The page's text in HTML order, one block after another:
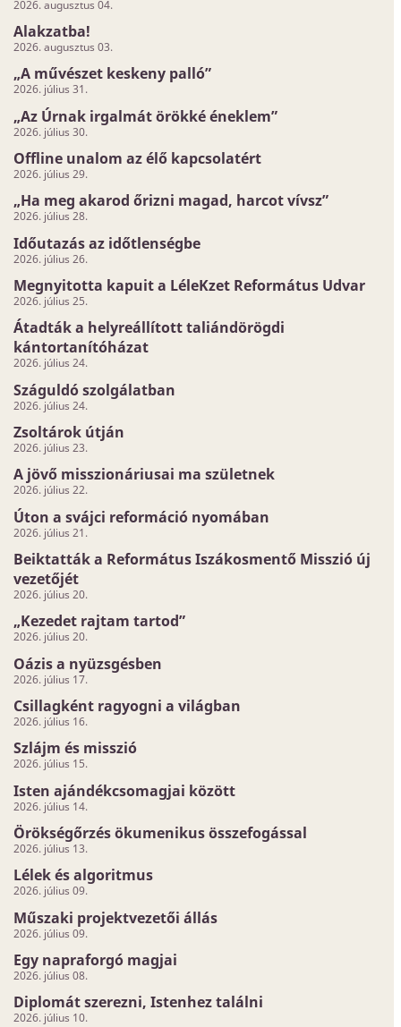
2026. augusztus 04.
Alakzatba!
2026. augusztus 03.
„A művészet keskeny palló”
2026. július 31.
„Az Úrnak irgalmát örökké éneklem”
2026. július 30.
Offline unalom az élő kapcsolatért
2026. július 29.
„Ha meg akarod őrizni magad, harcot vívsz”
2026. július 28.
Időutazás az időtlenségbe
2026. július 26.
Megnyitotta kapuit a LéleKzet Református Udvar
2026. július 25.
Átadták a helyreállított taliándörögdi
kántortanítóházat
2026. július 24.
Száguldó szolgálatban
2026. július 24.
Zsoltárok útján
2026. július 23.
A jövő misszionáriusai ma születnek
2026. július 22.
Úton a svájci reformáció nyomában
2026. július 21.
Beiktatták a Református Iszákosmentő Misszió új
vezetőjét
2026. július 20.
„Kezedet rajtam tartod”
2026. július 20.
Oázis a nyüzsgésben
2026. július 17.
Csillagként ragyogni a világban
2026. július 16.
Szlájm és misszió
2026. július 15.
Isten ajándékcsomagjai között
2026. július 14.
Örökségőrzés ökumenikus összefogással
2026. július 13.
Lélek és algoritmus
2026. július 09.
Műszaki projektvezetői állás
2026. július 09.
Egy napraforgó magjai
2026. július 08.
Diplomát szerezni, Istenhez találni
2026. július 10.